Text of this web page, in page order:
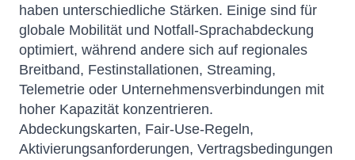
haben unterschiedliche Stärken. Einige sind für
globale Mobilität und Notfall-Sprachabdeckung
optimiert, während andere sich auf regionales
Breitband, Festinstallationen, Streaming,
Telemetrie oder Unternehmensverbindungen mit
hoher Kapazität konzentrieren.
Abdeckungskarten, Fair-Use-Regeln,
Aktivierungsanforderungen, Vertragsbedingungen